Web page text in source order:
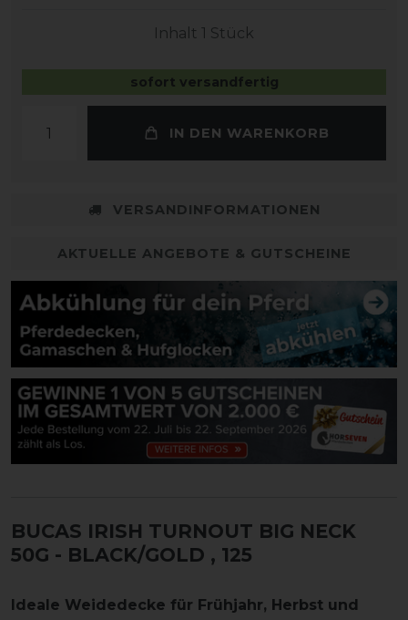
Inhalt 1 Stück
sofort versandfertig
IN DEN WARENKORB
VERSANDINFORMATIONEN
AKTUELLE ANGEBOTE & GUTSCHEINE
BUCAS IRISH TURNOUT BIG NECK
50G - BLACK/GOLD , 125
Ideale Weidedecke für Frühjahr, Herbst und